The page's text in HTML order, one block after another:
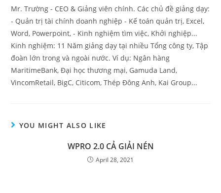
Mr. Trường - CEO & Giảng viên chính. Các chủ đề giảng dạy:
- Quản trị tài chính doanh nghiệp - Kế toán quản trị, Excel,
Word, Powerpoint, - Kinh nghiệm tìm việc, Khởi nghiệp...
Kinh nghiệm: 11 Năm giảng dạy tại nhiều Tổng công ty, Tập
đoàn lớn trong và ngoài nước. Ví dụ: Ngân hàng
MaritimeBank, Đại học thương mại, Gamuda Land,
VincomRetail, BigC, Citicom, Thép Đông Anh, Kai Group...
YOU MIGHT ALSO LIKE
WPRO 2.0 CẢ GIẢI NÉN
April 28, 2021